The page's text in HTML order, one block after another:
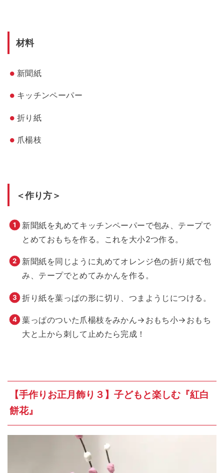
材料
新聞紙
キッチンペーパー
折り紙
爪楊枝
＜作り方＞
新聞紙を丸めてキッチンペーパーで包み、テープで
とめておもちを作る。これを大小2つ作る。
新聞紙を同じように丸めてオレンジ色の折り紙で包
み、テープでとめてみかんを作る。
折り紙を葉っぱの形に切り、つまようじにつける。
葉っぱのついた爪楊枝をみかん→おもち小→おもち
大と上から刺して止めたら完成！
【手作りお正月飾り３】子どもと楽しむ『紅白
餅花』